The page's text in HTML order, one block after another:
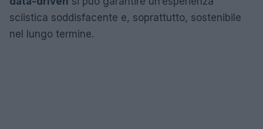
sciistica soddisfacente e, soprattutto, sostenibile
nel lungo termine.